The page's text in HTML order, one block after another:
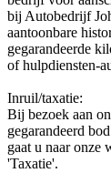
bij Autobedrijf
aantoonbare
gegarandeerde
of hulpdiensten-
Inruil/taxatie:
Bij bezoek aan
gegarandeerd
gaat u naar onze
'Taxatie'.